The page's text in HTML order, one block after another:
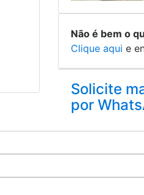
Não é bem o
Clique aqui e
Solicite
por